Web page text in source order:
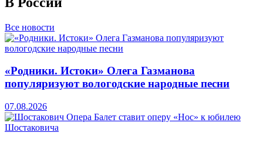
Все новости
«Родники. Истоки» Олега Газманова
популяризуют вологодские народные песни
07.08.2026